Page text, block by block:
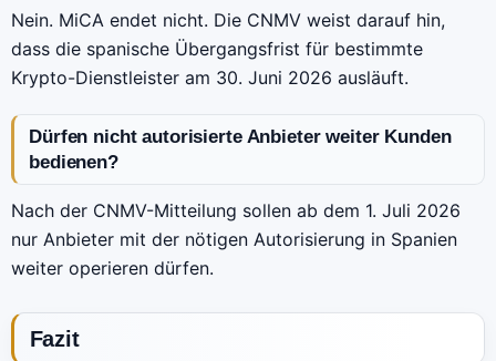
Nein. MiCA endet nicht. Die CNMV weist darauf hin,
dass die spanische Übergangsfrist für bestimmte
Krypto-Dienstleister am 30. Juni 2026 ausläuft.
Dürfen nicht autorisierte Anbieter weiter Kunden
bedienen?
Nach der CNMV-Mitteilung sollen ab dem 1. Juli 2026
nur Anbieter mit der nötigen Autorisierung in Spanien
weiter operieren dürfen.
Fazit